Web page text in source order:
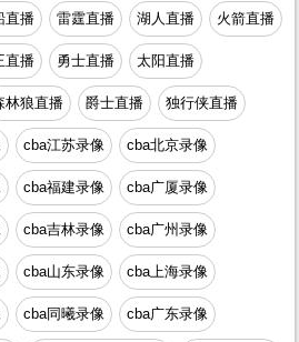
直播 雷霆直播 湖人直播 火箭直播
直播 勇士直播 太阳直播
林狼直播 爵士直播 独行侠直播
cba江苏录像 cba北京录像
cba福建录像 cba广厦录像
cba吉林录像 cba广州录像
cba山东录像 cba上海录像
cba同曦录像 cba广东录像